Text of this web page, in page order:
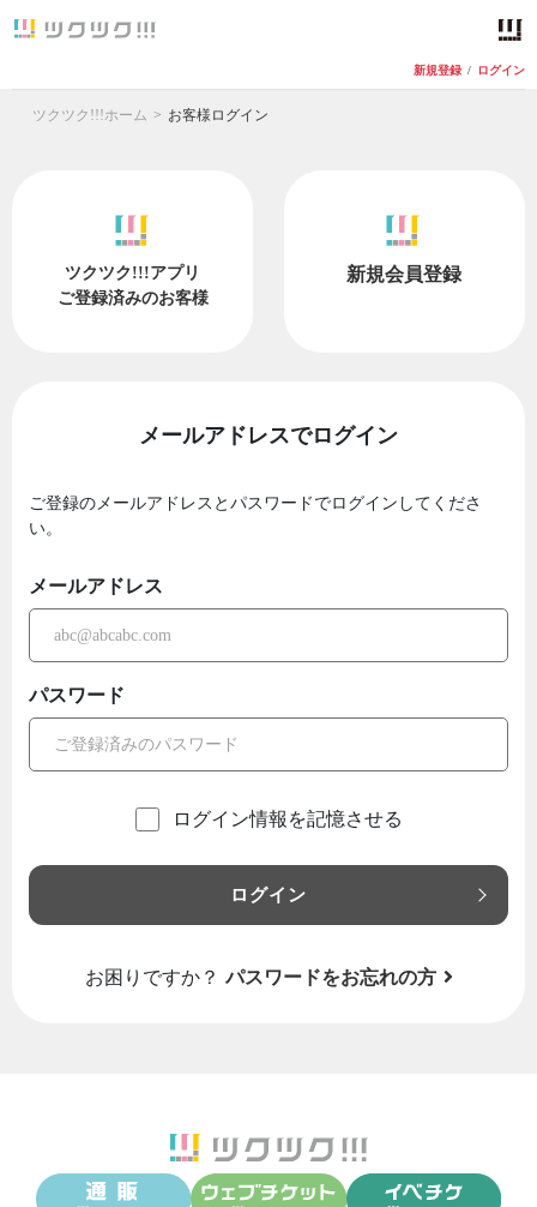
新規登録 / ログイン
ツクツク!!!ホーム お客様ログイン
ツクツク!!!アプリ
ご登録済みのお客様
新規会員登録
メールアドレスでログイン
ご登録のメールアドレスとパスワードでログインしてくださ
い。
メールアドレス
パスワード
ログイン情報を記憶させる
ログイン
お困りですか？ パスワードをお忘れの方